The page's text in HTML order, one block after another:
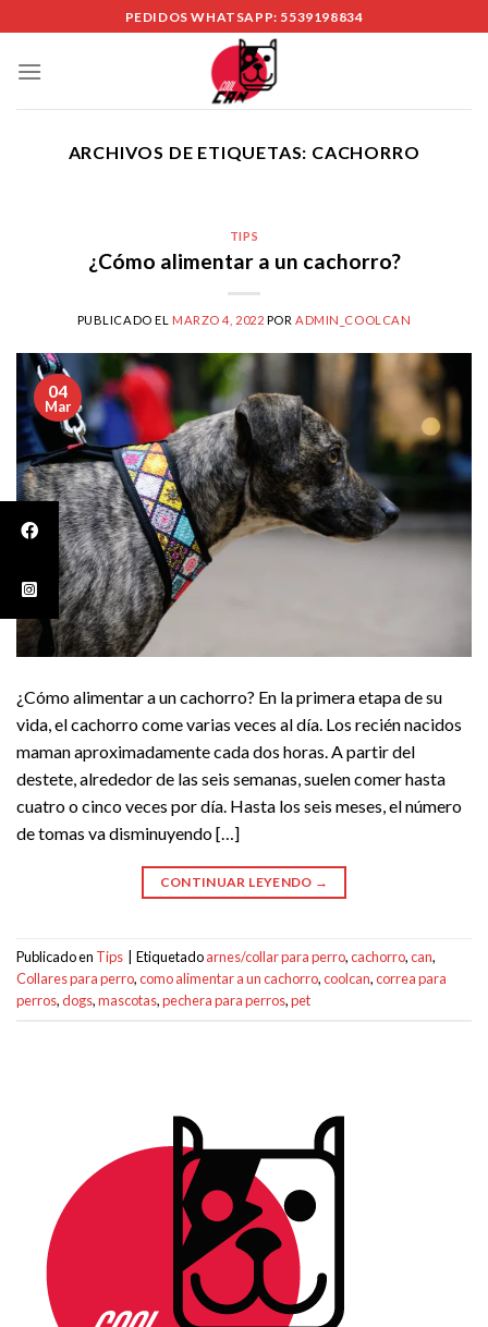
to
content
PEDIDOS WHATSAPP: 5539198834
ARCHIVOS DE ETIQUETAS: CACHORRO
TIPS
¿Cómo alimentar a un cachorro?
PUBLICADO EL MARZO 4, 2022 POR ADMIN_COOLCAN
04
Mar
¿Cómo alimentar a un cachorro? En la primera etapa de su
vida, el cachorro come varias veces al día. Los recién nacidos
maman aproximadamente cada dos horas. A partir del
destete, alrededor de las seis semanas, suelen comer hasta
cuatro o cinco veces por día. Hasta los seis meses, el número
de tomas va disminuyendo […]
CONTINUAR LEYENDO →
Publicado en Tips Etiquetadoarnes/collar para perro,cachorro,can,
Collares para perro,como alimentar a un cachorro,coolcan,correa para
perros,dogs,mascotas,pechera para perros,pet